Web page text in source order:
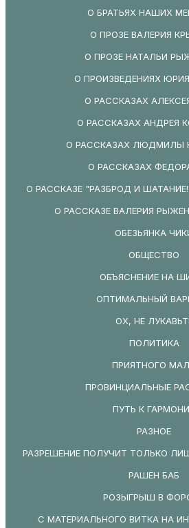
О БРАТЬЯХ НАШИХ
О ПРОЗЕ ВАЛЕРИЯ
О ПРОЗЕ НАТАЛЬИ
О ПРОИЗВЕДЕНИЯХ
О РАССКАЗАХ
О РАССКАЗАХ АНДРЕЯ
О РАССКАЗАХ ЛЮДМИЛЫ
О РАССКАЗАХ
О РАССКАЗЕ "РАЗБРОД И
О РАССКАЗЕ ВАЛЕРИЯ
ОБЕЗЬЯНКА
ОБЩЕСТВО
ОБЪЯСНЕНИЕ НА
ОПТИМАЛЬНЫЙ
ОХ, НЕ
ПОЛИТИКА
ПРИЯТНОГО
ПРОВИНЦИАЛЬНЫЕ
ПУТЬ К
РАЗНОЕ
РАЗРЕШЕНИЕ ПОЛУЧИТ ТОЛЬКО
РАШЕН БАБ
РОЗЫГРЫШ В
С МАТЕРИАЛЬНОГО ВИТКА НА